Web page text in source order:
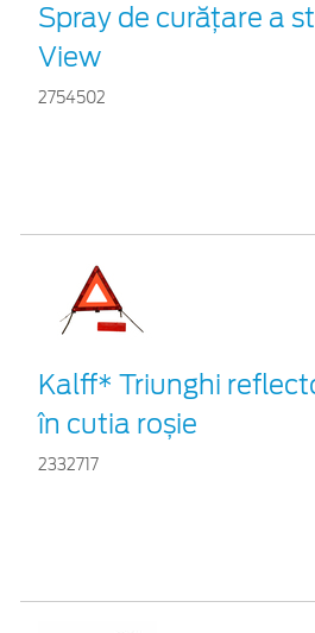
Spray de curățare a
View
2754502
Kalff* Triunghi
în cutia roșie
2332717